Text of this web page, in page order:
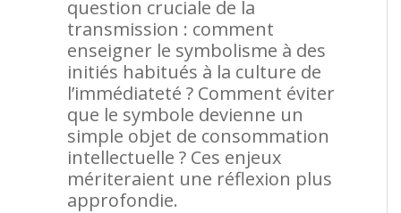
question cruciale de la
transmission : comment
enseigner le symbolisme à des
initiés habitués à la culture de
l’immédiateté ? Comment éviter
que le symbole devienne un
simple objet de consommation
intellectuelle ? Ces enjeux
mériteraient une réflexion plus
approfondie.